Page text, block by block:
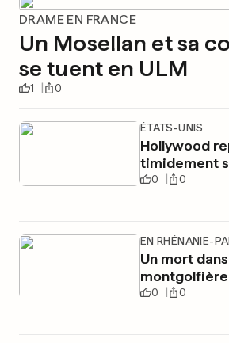
DRAME EN FRANCE
Un Mosellan et sa
se tuent en ULM
1 0
ÉTATS-UNIS
Hollywood
timidement
0 0
EN RHÉNANIE-
Un mort
montgolfière
0 0